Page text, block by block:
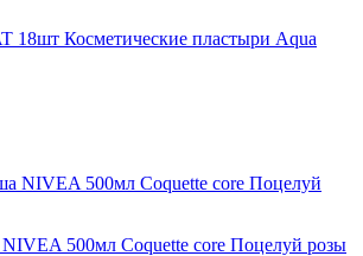
18шт Косметические пластыри Aqua
NIVEA 500мл Coquette core Поцелуй розы